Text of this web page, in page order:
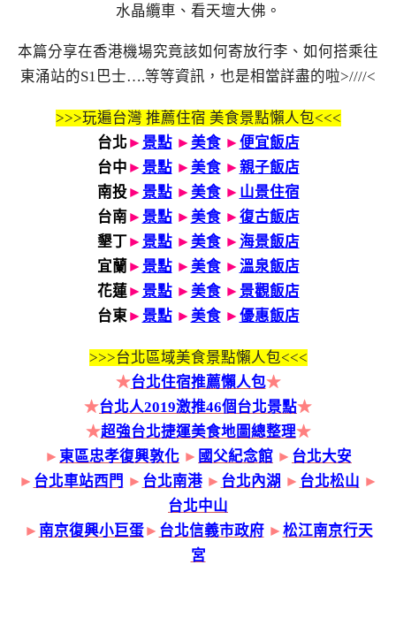
水晶纜車、看天壇大佛。
本篇分享在香港機場究竟該如何寄放行李、如何搭乘往
東涌站的S1巴士….等等資訊，也是相當詳盡的啦>////<
>>>玩遍台灣 推薦住宿 美食景點懶人包<<<
台北 ► 景點 ► 美食► 便宜飯店
台中 ► 景點 ► 美食► 親子飯店
南投► 景點 ► 美食► 山景住宿
台南► 景點 ► 美食► 復古飯店
墾丁► 景點 ► 美食► 海景飯店
宜蘭 ► 景點 ► 美食► 溫泉飯店
花蓮► 景點 ► 美食► 景觀飯店
台東► 景點 ► 美食► 優惠飯店
>>>台北區域美食景點懶人包<<<
★台北住宿推薦懶人包★
★台北人2019激推46個台北景點★
★超強台北捷運美食地圖總整理★
► 東區忠孝復興敦化 ► 國父紀念館 ► 台北大安
► 台北車站西門 ► 台北南港 ► 台北內湖 ► 台北松山 ►
台北中山
► 南京復興小巨蛋► 台北信義市政府► 松江南京行天
宮